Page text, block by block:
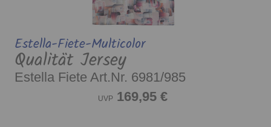
Estella-Fiete-Multicolor
Qualität Jersey
Estella Fiete Art.Nr. 6981/985
UVP 169,95 €